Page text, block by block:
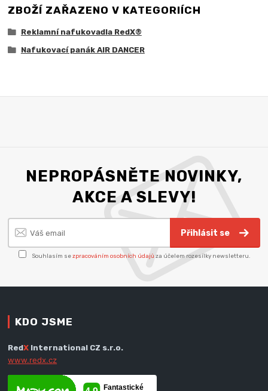
ZBOŽÍ ZAŘAZENO V KATEGORIÍCH
Reklamní nafukovadla RedX®
Nafukovací panák AIR DANCER
NEPROPÁSNĚTE NOVINKY,
AKCE A SLEVY!
Přihlásit se
Souhlasím sezpracováním osobních údajů za účelem rozesílky newsletteru.
KDO JSME
RedX International CZ s.r.o.
www.redx.cz